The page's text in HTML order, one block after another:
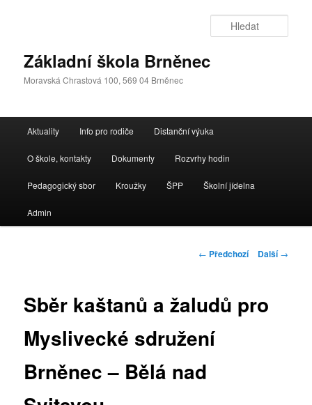
Základní škola Brněnec
Moravská Chrastová 100, 569 04 Brněnec
navigační
Aktuality Info pro rodiče Distanční výuka
O škole, kontakty Dokumenty Rozvrhy hodin
Pedagogický sbor Kroužky ŠPP Školní jídelna
Admin
Navigace
← Předchozí Další→
Sběr kaštanů a žaludů pro
Myslivecké sdružení
Brněnec – Bělá nad